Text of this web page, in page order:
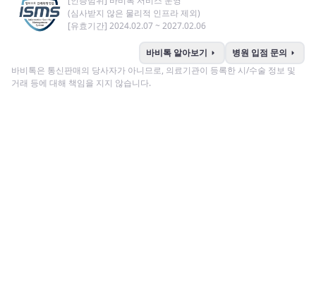
(심사받지 않은 물리적 인프라 제외)
[유효기간] 2024.02.07 ~ 2027.02.06
바비톡 알아보기 arrow_right 병원 입점 문의 arrow_right
바비톡은 통신판매의 당사자가 아니므로, 의료기관이 등록한 시/수술 정보 및
거래 등에 대해 책임을 지지 않습니다.